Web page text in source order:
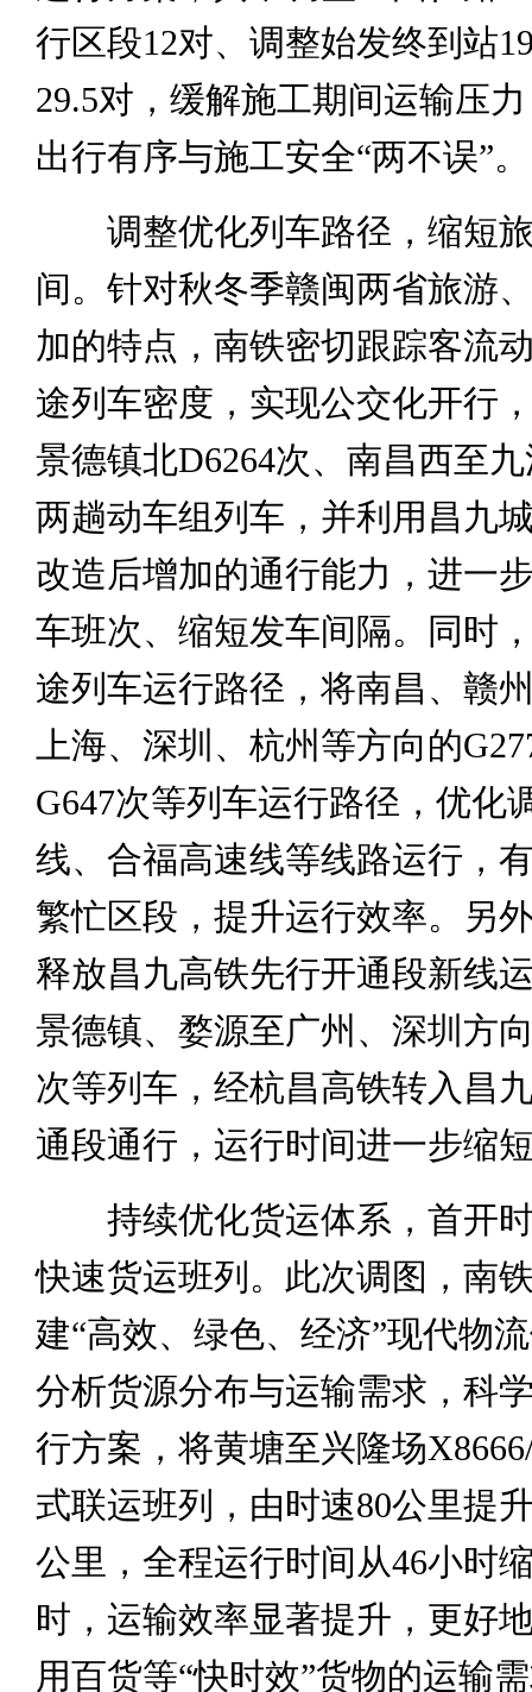
行区段12对、调整始发终到站
29.5对，缓解施工期间运输压
出行有序与施工安全“两不误”。
调整优化列车路径，缩短旅
间。针对秋冬季赣闽两省旅游
加的特点，南铁密切跟踪客流
途列车密度，实现公交化开行
景德镇北D6264次、南昌西至
两趟动车组列车，并利用昌九
改造后增加的通行能力，进一
车班次、缩短发车间隔。同时
途列车运行路径，将南昌、赣
上海、深圳、杭州等方向的
G647次等列车运行路径，优化
线、合福高速线等线路运行，
繁忙区段，提升运行效率。另
释放昌九高铁先行开通段新线
景德镇、婺源至广州、深圳方
次等列车，经杭昌高铁转入昌
通段通行，运行时间进一步缩
持续优化货运体系，首开时
快速货运班列。此次调图，南
建“高效、绿色、经济”现代物
分析货源分布与运输需求，科
行方案，将黄塘至兴隆场
式联运班列，由时速80公里提
公里，全程运行时间从46小时
时，运输效率显著提升，更好
用百货等“快时效”货物的运输